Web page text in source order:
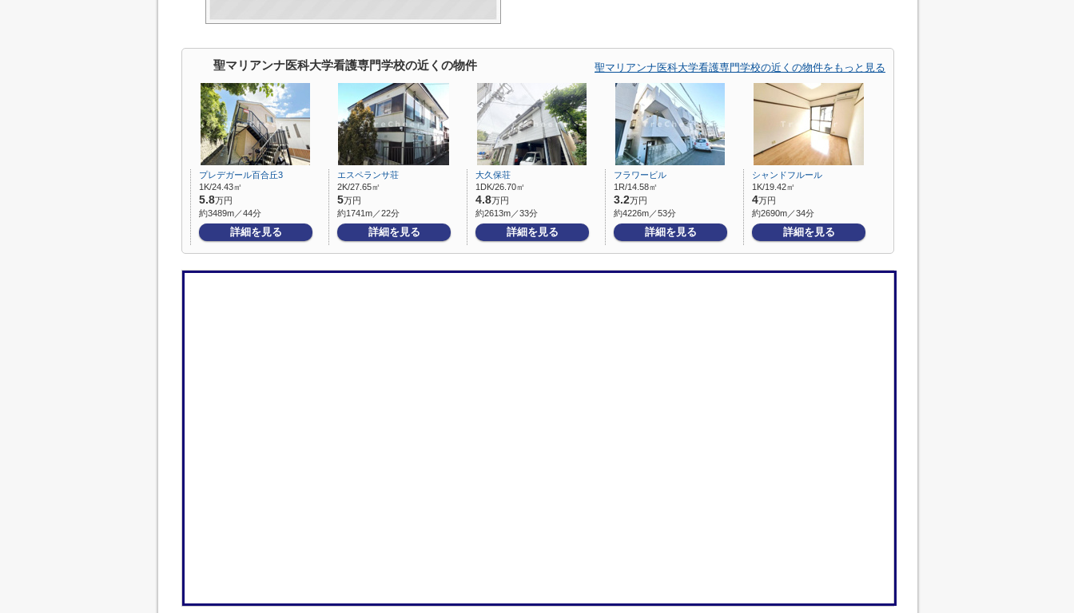
聖マリアンナ医科大学看護専門学校の近くの物件 聖マリアンナ医科大学看護専門学校の近くの物件をもっと見る
プレデガール百合丘3
1K/24.43㎡
5.8万円
約3489m／44分
詳細を見る
エスペランサ荘
2K/27.65㎡
5万円
約1741m／22分
詳細を見る
大久保荘
1DK/26.70㎡
4.8万円
約2613m／33分
詳細を見る
フラワービル
1R/14.58㎡
3.2万円
約4226m／53分
詳細を見る
シャンドフルール
1K/19.42㎡
4万円
約2690m／34分
詳細を見る